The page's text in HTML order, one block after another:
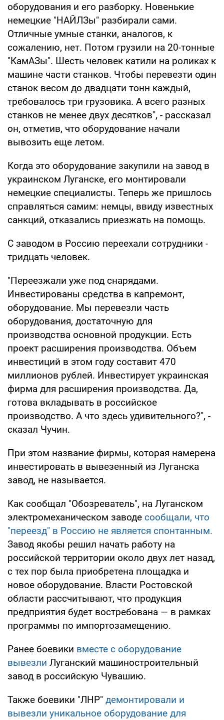
оборудования и его разборку. Новенькие
немецкие "НАЙЛЗы" разбирали сами.
Отличные умные станки, аналогов, к
сожалению, нет. Потом грузили на 20-тонные
"КамАЗы". Шесть человек катили на роликах к
машине части станков. Чтобы перевезти один
станок весом до двадцати тонн каждый,
требовалось три грузовика. А всего разных
станков не менее двух десятков", - рассказал
он, отметив, что оборудование начали
вывозить еще летом.
Когда это оборудование закупили на завод в
украинском Луганске, его монтировали
немецкие специалисты. Теперь же пришлось
справляться самим: немцы, ввиду известных
санкций, отказались приезжать на помощь.
С заводом в Россию переехали сотрудники -
тридцать человек.
"Переезжали уже под снарядами.
Инвестированы средства в капремонт,
оборудование. Мы перевезли часть
оборудования, достаточную для
производства основной продукции. Есть
проект расширения производства. Объем
инвестиций в этом году составит 470
миллионов рублей. Инвестирует украинская
фирма для расширения производства. Да,
готова вкладывать в российское
производство. А что здесь удивительного?", -
сказал Чучин.
При этом название фирмы, которая намерена
инвестировать в вывезенный из Луганска
завод, не называется.
Как сообщал "Обозреватель", на Луганском
электромеханическом заводе сообщали, что
"переезд" в Россию не является спонтанным.
Завод якобы решил начать работу на
российской территории около двух лет назад,
с тех пор была приобретена площадка и
новое оборудование. Власти Ростовской
области рассчитывают, что продукция
предприятия будет востребована — в рамках
программы по импортозамещению.
Ранее боевики вместе с оборудование
вывезли Луганский машиностроительный
завод в российскую Чувашию.
Также боевики "ЛНР" демонтировали и
вывезли уникальное оборудование для